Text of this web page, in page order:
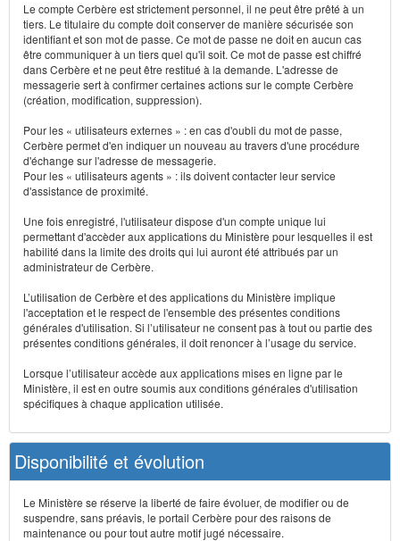
Le compte Cerbère est strictement personnel, il ne peut être prêté à un
tiers. Le titulaire du compte doit conserver de manière sécurisée son
identifiant et son mot de passe. Ce mot de passe ne doit en aucun cas
être communiquer à un tiers quel qu'il soit. Ce mot de passe est chiffré
dans Cerbère et ne peut être restitué à la demande. L'adresse de
messagerie sert à confirmer certaines actions sur le compte Cerbère
(création, modification, suppression).
Pour les « utilisateurs externes » : en cas d'oubli du mot de passe,
Cerbère permet d'en indiquer un nouveau au travers d'une procédure
d'échange sur l'adresse de messagerie.
Pour les « utilisateurs agents » : ils doivent contacter leur service
d'assistance de proximité.
Une fois enregistré, l'utilisateur dispose d'un compte unique lui
permettant d'accèder aux applications du Ministère pour lesquelles il est
habilité dans la limite des droits qui lui auront été attribués par un
administrateur de Cerbère.
L’utilisation de Cerbère et des applications du Ministère implique
l'acceptation et le respect de l'ensemble des présentes conditions
générales d'utilisation. Si l’utilisateur ne consent pas à tout ou partie des
présentes conditions générales, il doit renoncer à l’usage du service.
Lorsque l’utilisateur accède aux applications mises en ligne par le
Ministère, il est en outre soumis aux conditions générales d'utilisation
spécifiques à chaque application utilisée.
Disponibilité et évolution
Le Ministère se réserve la liberté de faire évoluer, de modifier ou de
suspendre, sans préavis, le portail Cerbère pour des raisons de
maintenance ou pour tout autre motif jugé nécessaire.